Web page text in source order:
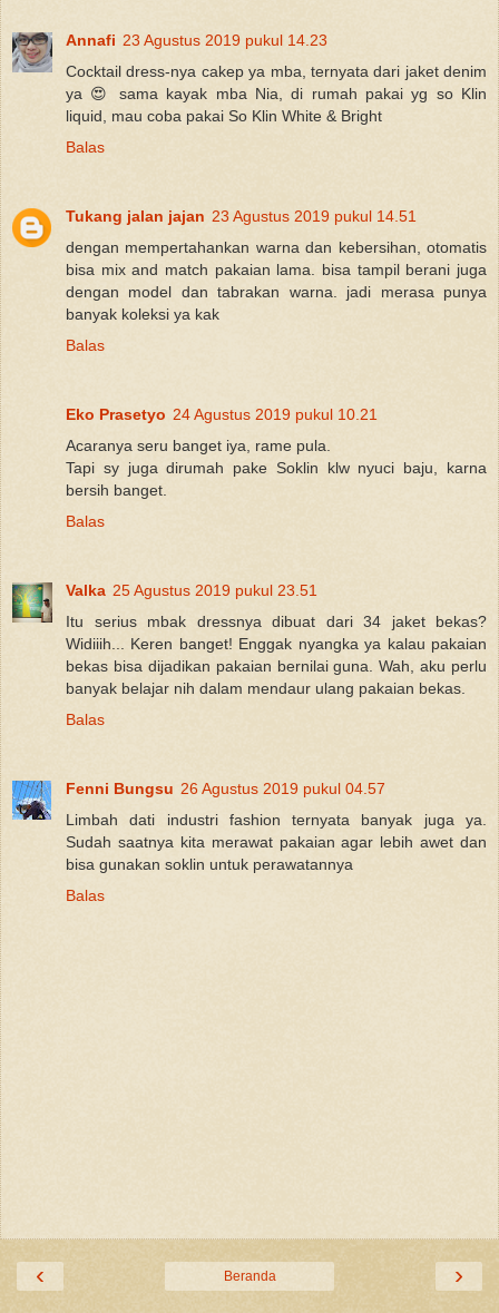
Annafi 23 Agustus 2019 pukul 14.23
Cocktail dress-nya cakep ya mba, ternyata dari jaket denim
ya 😍 sama kayak mba Nia, di rumah pakai yg so Klin
liquid, mau coba pakai So Klin White & Bright
Balas
Tukang jalan jajan 23 Agustus 2019 pukul 14.51
dengan mempertahankan warna dan kebersihan, otomatis
bisa mix and match pakaian lama. bisa tampil berani juga
dengan model dan tabrakan warna. jadi merasa punya
banyak koleksi ya kak
Balas
Eko Prasetyo 24 Agustus 2019 pukul 10.21
Acaranya seru banget iya, rame pula.
Tapi sy juga dirumah pake Soklin klw nyuci baju, karna
bersih banget.
Balas
Valka 25 Agustus 2019 pukul 23.51
Itu serius mbak dressnya dibuat dari 34 jaket bekas?
Widiiih... Keren banget! Enggak nyangka ya kalau pakaian
bekas bisa dijadikan pakaian bernilai guna. Wah, aku perlu
banyak belajar nih dalam mendaur ulang pakaian bekas.
Balas
Fenni Bungsu 26 Agustus 2019 pukul 04.57
Limbah dati industri fashion ternyata banyak juga ya.
Sudah saatnya kita merawat pakaian agar lebih awet dan
bisa gunakan soklin untuk perawatannya
Balas
‹ ›
Beranda